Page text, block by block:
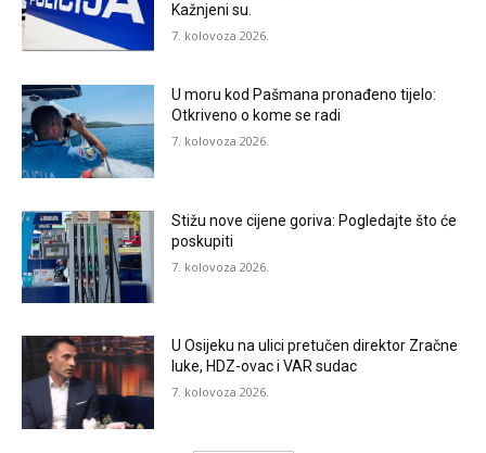
Kažnjeni su.
7. kolovoza 2026.
U moru kod Pašmana pronađeno tijelo:
Otkriveno o kome se radi
7. kolovoza 2026.
Stižu nove cijene goriva: Pogledajte što će
poskupiti
7. kolovoza 2026.
U Osijeku na ulici pretučen direktor Zračne
luke, HDZ-ovac i VAR sudac
7. kolovoza 2026.